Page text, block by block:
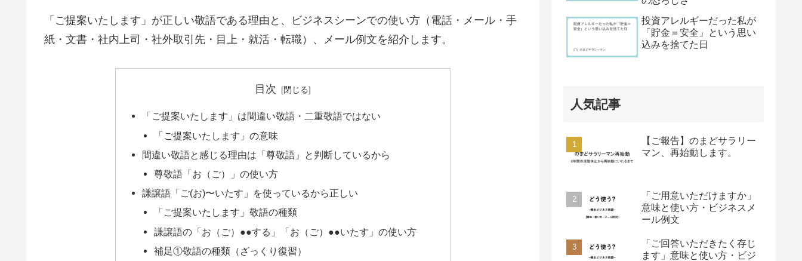
「ご提案いたします」が正しい敬語である理由と、ビジネスシーンでの使い方（電話・メール・手
紙・文書・社内上司・社外取引先・目上・就活・転職）、メール例文を紹介します。
目次
「ご提案いたします」は間違い敬語・二重敬語ではない
「ご提案いたします」の意味
間違い敬語と感じる理由は「尊敬語」と判断しているから
尊敬語「お（ご）」の使い方
謙譲語「ご(お)〜いたす」を使っているから正しい
「ご提案いたします」敬語の種類
謙譲語の「お（ご）●●する」「お（ご）●●いたす」の使い方
補足①敬語の種類（ざっくり復習）
投資アレルギーだった私が
「貯金＝安全」という思い
込みを捨てた日
人気記事
【ご報告】のまどサラリー
マン、再始動します。
「ご用意いただけますか」
意味と使い方・ビジネスメ
ール例文
「ご回答いただきたく存じ
ます」意味と使い方・ビジ